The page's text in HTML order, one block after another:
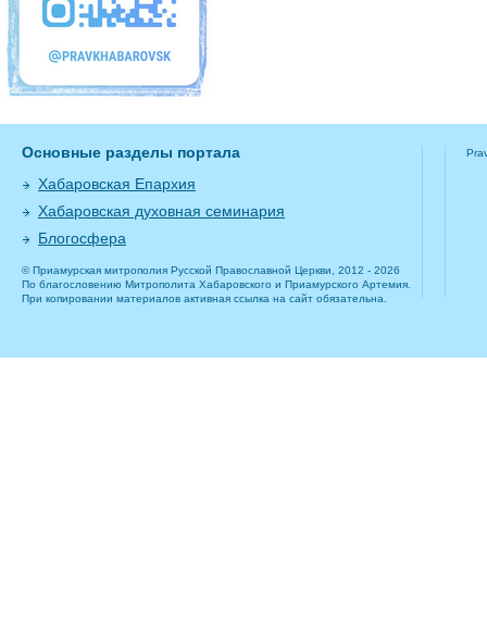
Основные разделы портала
Хабаровская Епархия
Хабаровская духовная семинария
Блогосфера
© Приамурская митрополия Русской Православной Церкви, 2012 - 2026
По благословению Митрополита Хабаровского и Приамурского Артемия.
При копировании материалов активная ссылка на сайт обязательна.